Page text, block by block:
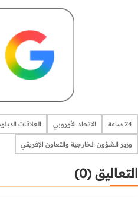
24 ساعة الاتحاد الأوروبي العلاقات
وزير الشؤون الخارجية والتعاون الإفريقي
التعاليق (0)